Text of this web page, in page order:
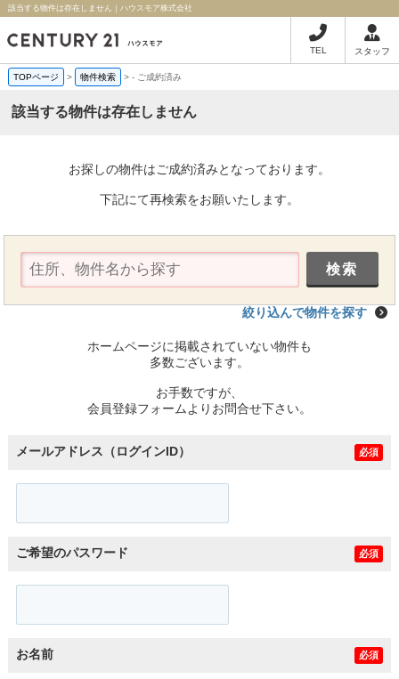
該当する物件は存在しません｜ハウスモア株式会社
TEL スタッフ
TOPページ > 物件検索 >- ご成約済み
該当する物件は存在しません
お探しの物件はご成約済みとなっております。
下記にて再検索をお願いたします。
絞り込んで物件を探す
ホームページに掲載されていない物件も
多数ございます。
お手数ですが、
会員登録フォームよりお問合せ下さい。
メールアドレス（ログインID） 必須
ご希望のパスワード 必須
お名前 必須